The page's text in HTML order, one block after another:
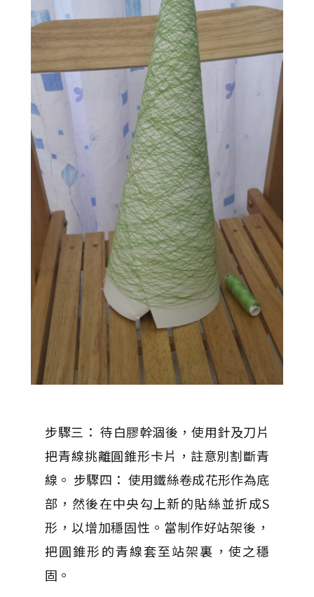
步驟三： 待白膠幹涸後，使用針及刀片
把青線挑離圓錐形卡片，註意別割斷青
線。 步驟四： 使用鐵絲卷成花形作為底
部，然後在中央勾上新的貼絲並折成S
形，以增加穩固性。當制作好站架後，
把圓錐形的青線套至站架裏，使之穩
固。